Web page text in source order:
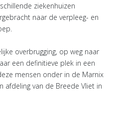
ziekenhuizen
naar de verpleeg- en
overbrugging, op weg naar
een definitieve plek in een
mensen onder in de Marnix
afdeling van de Breede Vliet in